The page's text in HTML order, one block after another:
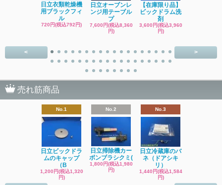
日立衣類乾燥機
用ブラックフィ
ル
720円(税込792円)
日立オーブンレ
ンジ用テーブル
プ
7,600円(税込8,360
円)
【在庫限り品】
ビックドラム洗
剤
3,600円(税込3,960
円)
< >
売れ筋商品
No.1
日立ビックドラ
ムのキャップ
（B
1,200円(税込1,320
円)
No.2
日立掃除機カー
ボンブラシクミ(
1,800円(税込1,980
円)
No.3
日立冷蔵庫のバ
ネ（ドアシキ
リ）
1,440円(税込1,584
円)